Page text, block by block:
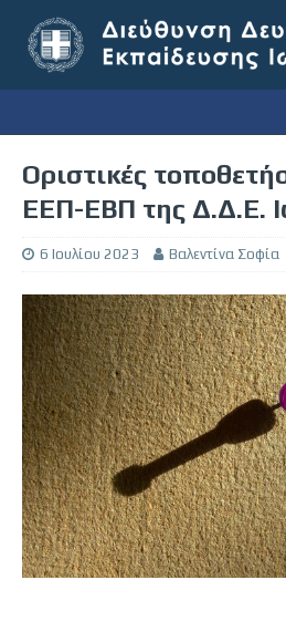
Οριστικές
ΕΕΠ-ΕΒΠ της Δ.Δ.Ε.
6 Ιουλίου 2023 Βαλεντίνα Σοφία